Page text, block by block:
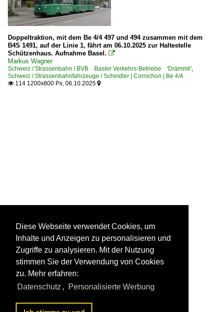
Doppeltraktion, mit dem Be 4/4 497 und 494 zusammen mit dem
B4S 1491, auf der Linie 1, fährt am 06.10.2025 zur Haltestelle
Schützenhaus. Aufnahme Basel. 
Markus Wagner
Schweiz / Strassenbahn / BVB Basler Verkehrs-Betriebe 'Drämmli',
Schweiz / Strassenbahnfahrzeuge / Schindler | Cornichon | Be 4/4
 114 1200x800 Px, 06.10.2025 
Diese Webseite verwendet Cookies, um
Inhalte und Anzeigen zu personalisieren und
Zugriffe zu analysieren. Mit der Nutzung
stimmen Sie der Verwendung von Cookies
zu. Mehr erfahren:
Datenschutz , Personalisierte Werbung